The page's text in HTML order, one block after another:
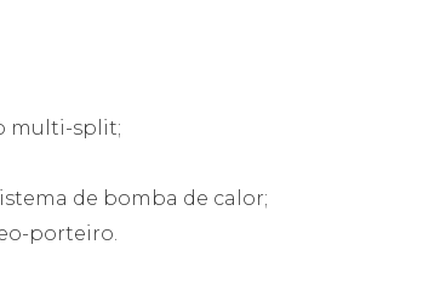
multi-split;
de bomba de calor;
porteiro.